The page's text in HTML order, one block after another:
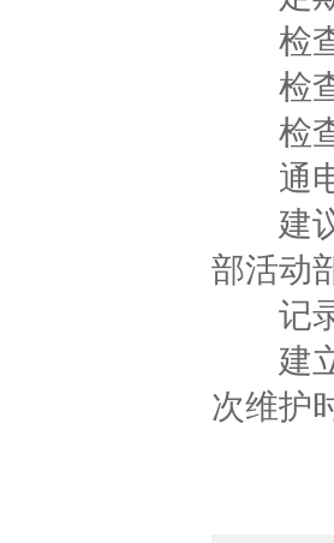
检查
检查
检查
通电
建议
部活动
记录
建立
次维护